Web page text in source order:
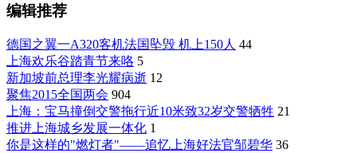
编辑推荐
德国之翼一A320客机法国坠毁 机上150人 44
上海欢乐谷踏青节来咯 5
新加坡前总理李光耀病逝 12
聚焦2015全国两会 904
上海：宝马撞倒交警拖行近10米致32岁交警牺牲 21
推进上海城乡发展一体化 1
你是这样的"燃灯者"——追忆上海好法官邹碧华 36